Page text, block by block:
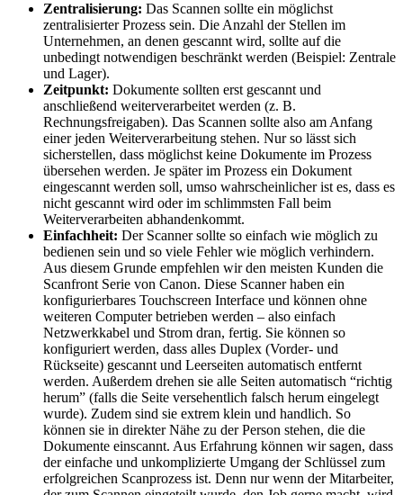
Zentralisierung: Das Scannen sollte ein möglichst
zentralisierter Prozess sein. Die Anzahl der Stellen im
Unternehmen, an denen gescannt wird, sollte auf die
unbedingt notwendigen beschränkt werden (Beispiel: Zentrale
und Lager).
Zeitpunkt: Dokumente sollten erst gescannt und
anschließend weiterverarbeitet werden (z. B.
Rechnungsfreigaben). Das Scannen sollte also am Anfang
einer jeden Weiterverarbeitung stehen. Nur so lässt sich
sicherstellen, dass möglichst keine Dokumente im Prozess
übersehen werden. Je später im Prozess ein Dokument
eingescannt werden soll, umso wahrscheinlicher ist es, dass es
nicht gescannt wird oder im schlimmsten Fall beim
Weiterverarbeiten abhandenkommt.
Einfachheit: Der Scanner sollte so einfach wie möglich zu
bedienen sein und so viele Fehler wie möglich verhindern.
Aus diesem Grunde empfehlen wir den meisten Kunden die
Scanfront Serie von Canon. Diese Scanner haben ein
konfigurierbares Touchscreen Interface und können ohne
weiteren Computer betrieben werden – also einfach
Netzwerkkabel und Strom dran, fertig. Sie können so
konfiguriert werden, dass alles Duplex (Vorder- und
Rückseite) gescannt und Leerseiten automatisch entfernt
werden. Außerdem drehen sie alle Seiten automatisch “richtig
herum” (falls die Seite versehentlich falsch herum eingelegt
wurde). Zudem sind sie extrem klein und handlich. So
können sie in direkter Nähe zu der Person stehen, die die
Dokumente einscannt. Aus Erfahrung können wir sagen, dass
der einfache und unkomplizierte Umgang der Schlüssel zum
erfolgreichen Scanprozess ist. Denn nur wenn der Mitarbeiter,